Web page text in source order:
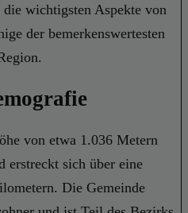
wichtigsten Aspekte von
der bemerkenswertesten
von etwa 1.036 Metern
erstreckt sich über eine
Die Gemeinde